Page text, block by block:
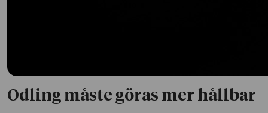
Odling måste göras mer hållbar